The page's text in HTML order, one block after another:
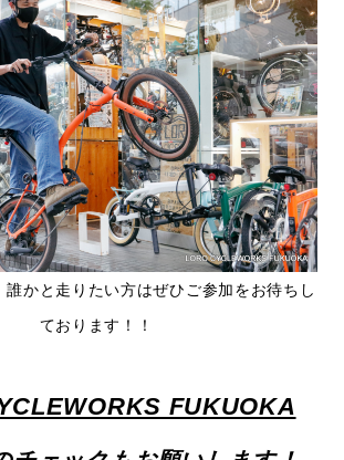
誰かと走りたい方はぜひご参加をお待ちし
ております！！
FUKUOKA